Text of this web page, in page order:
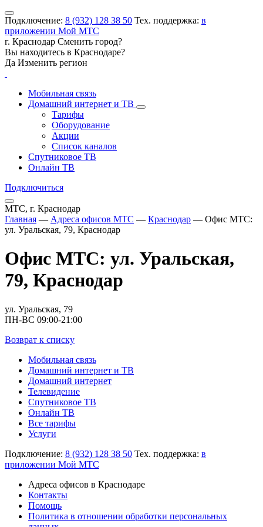
Подключение: 8 (932) 128 38 50 Тех. поддержка: в
приложении Мой МТС
г. Краснодар Сменить город?
Вы находитесь в Краснодаре?
Да Изменить регион
Мобильная связь
Домашний интернет и ТВ
Тарифы
Оборудование
Акции
Список каналов
Спутниковое ТВ
Онлайн ТВ
Подключиться
МТС, г. Краснодар
Главная — Адреса офисов МТС — Краснодар — Офис МТС:
ул. Уральская, 79, Краснодар
Офис МТС: ул. Уральская,
79, Краснодар
ул. Уральская, 79
ПН-ВС 09:00-21:00
Возврат к списку
Мобильная связь
Домашний интернет и ТВ
Домашний интернет
Телевидение
Спутниковое ТВ
Онлайн ТВ
Все тарифы
Услуги
Подключение: 8 (932) 128 38 50 Тех. поддержка: в
приложении Мой МТС
Адреса офисов в Краснодаре
Контакты
Помощь
Политика в отношении обработки персональных